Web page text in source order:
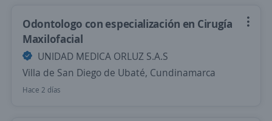
Odontologo con especialización en Cirugía
Maxilofacial
UNIDAD MEDICA ORLUZ S.A.S
Villa de San Diego de Ubaté, Cundinamarca
Hace 2 días